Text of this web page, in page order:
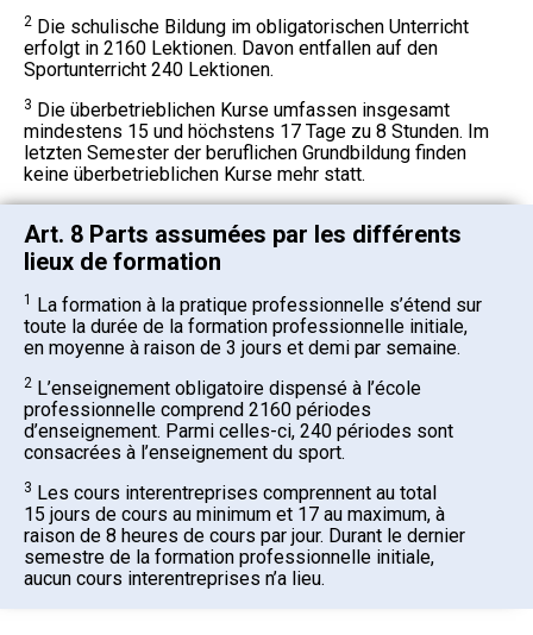
2 Die schulische Bildung im obligatorischen Unterricht
erfolgt in 2160 Lektionen. Davon entfallen auf den
Sportunterricht 240 Lektionen.
3 Die überbetrieblichen Kurse umfassen insgesamt
mindestens 15 und höchstens 17 Tage zu 8 Stunden. Im
letzten Semester der beruflichen Grundbildung finden
keine überbetrieblichen Kurse mehr statt.
Art. 8 Parts assumées par les différents
lieux de formation
1 La formation à la pratique professionnelle s’étend sur
toute la durée de la formation professionnelle initiale,
en moyenne à raison de 3 jours et demi par semaine.
2 L’enseignement obligatoire dispensé à l’école
professionnelle comprend 2160 périodes
d’enseignement. Parmi celles-ci, 240 périodes sont
consacrées à l’enseignement du sport.
3 Les cours interentreprises comprennent au total
15 jours de cours au minimum et 17 au maximum, à
raison de 8 heures de cours par jour. Durant le dernier
semestre de la formation professionnelle initiale,
aucun cours interentreprises n’a lieu.